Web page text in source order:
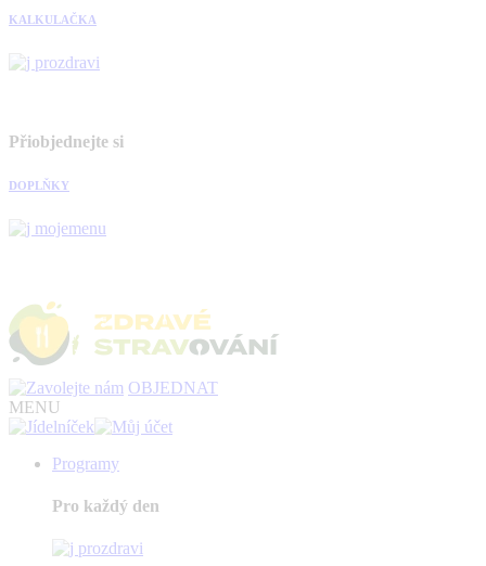
KALKULAČKA
Přiobjednejte si
DOPLŇKY
OBJEDNAT
MENU
Programy
Pro každý den